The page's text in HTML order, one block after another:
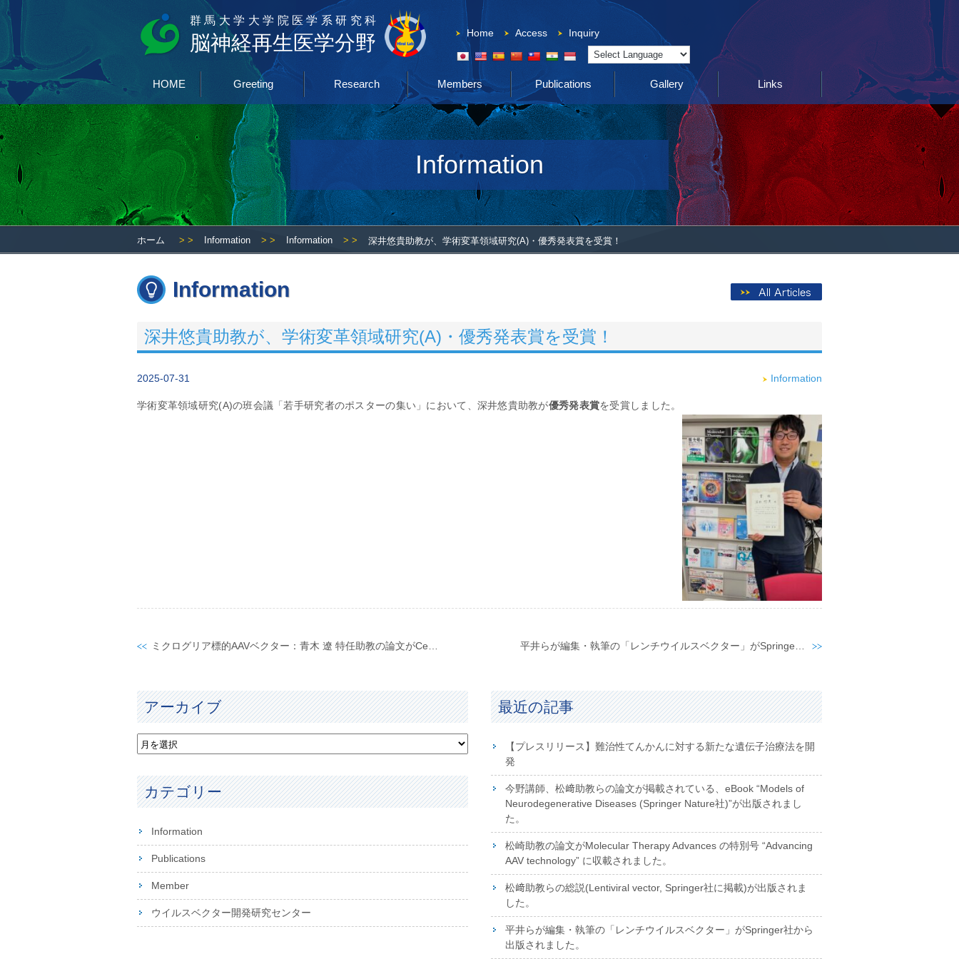
群馬大学大学院医学系研究科
脳神経再生医学分野 Home Access Inquiry
Powered by Translate
HOME Greeting Research Members Publications Gallery Links
Information
ホーム > > Information > > Information > > 深井悠貴助教が、学術変革領域研究(A)・優秀発表賞を受賞！
Information
深井悠貴助教が、学術変革領域研究(A)・優秀発表賞を受賞！
2025-07-31 Information
学術変革領域研究(A)の班会議「若手研究者のポスターの集い」において、深井悠貴助教が優秀発表賞を受賞しました。
アーカイブ
カテゴリー
Information
Publications
Member
ウイルスベクター開発研究センター
最近の記事
【プレスリリース】難治性てんかんに対する新たな遺伝子治療法を開
発
今野講師、松﨑助教らの論文が掲載されている、eBook “Models of
Neurodegenerative Diseases (Springer Nature社)”が出版されまし
た。
松崎助教の論文がMolecular Therapy Advances の特別号 “Advancing
AAV technology” に収載されました。
松﨑助教らの総説(Lentiviral vector, Springer社に掲載)が出版されま
した。
平井らが編集・執筆の「レンチウイルスベクター」がSpringer社から
出版されました。